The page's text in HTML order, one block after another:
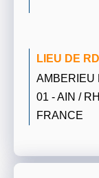
LIEU DE
AMBERIEU
01 - AIN /
FRANCE